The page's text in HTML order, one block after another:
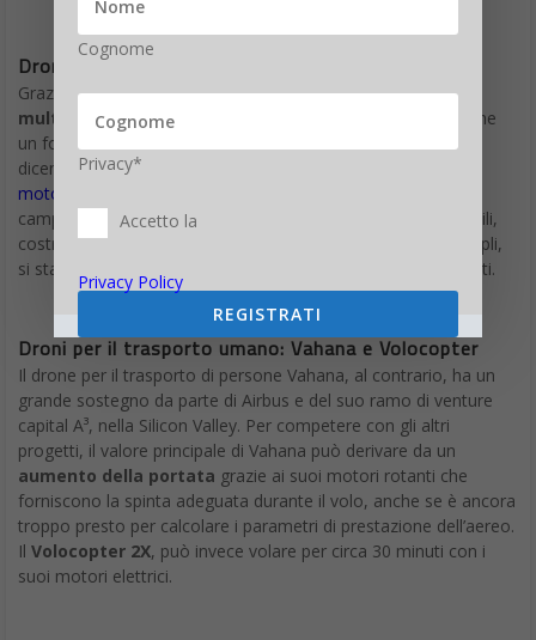
Drone trasporto umano anche fai da te
Grazie al boom nella ricerca e sviluppo negli ultimi anni dei
multicopteri droni per trasporto persone hanno visto anche
un forte
dicembre, un gruppo di costruttori tedeschi ha agganciato
motori ed eliche a una vasca da bagno
campo per fare uno spuntino all’aperto. Altre tecnologie simili,
costruite attorno a semplici controller di volo e motori multipli,
si stanno facendo strada anche attraverso i gruppi di hobbisti.
Droni per il trasporto umano: Vahana e Volocopter
Il drone per il trasporto di persone Vahana, al contrario, ha un
grande sostegno da parte di Airbus e del suo ramo di venture
capital A³, nella Silicon Valley. Per competere con gli altri
progetti, il valore principale di Vahana può derivare da un
aumento della portata grazie ai suoi motori rotanti che
forniscono la spinta adeguata durante il volo, anche se è ancora
troppo presto per calcolare i parametri di prestazione dell’aereo.
Il Volocopter 2X, può invece volare per circa 30 minuti con i
suoi motori elettrici.
Cognome
Privacy*
Accetto la
Privacy Policy
REGISTRATI